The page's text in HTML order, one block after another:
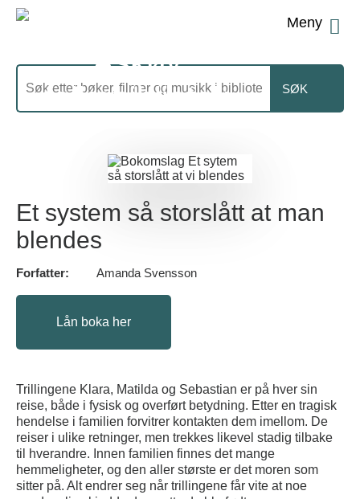
Meny
Et system så storslått at man
blendes
Forfatter: Amanda Svensson
Lån boka her
Trillingene Klara, Matilda og Sebastian er på hver sin
reise, både i fysisk og overført betydning. Etter en tragisk
hendelse i familien forvitrer kontakten dem imellom. De
reiser i ulike retninger, men trekkes likevel stadig tilbake
til hverandre. Innen familien finnes det mange
hemmeligheter, og den aller største er det moren som
sitter på. Alt endrer seg når trillingene får vite at noe